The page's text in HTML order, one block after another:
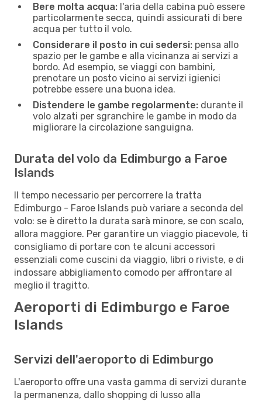
Bere molta acqua: l'aria della cabina può essere
particolarmente secca, quindi assicurati di bere
acqua per tutto il volo.
Considerare il posto in cui sedersi: pensa allo
spazio per le gambe e alla vicinanza ai servizi a
bordo. Ad esempio, se viaggi con bambini,
prenotare un posto vicino ai servizi igienici
potrebbe essere una buona idea.
Distendere le gambe regolarmente: durante il
volo alzati per sgranchire le gambe in modo da
migliorare la circolazione sanguigna.
Durata del volo da Edimburgo a Faroe
Islands
Il tempo necessario per percorrere la tratta
Edimburgo - Faroe Islands può variare a seconda del
volo: se è diretto la durata sarà minore, se con scalo,
allora maggiore. Per garantire un viaggio piacevole, ti
consigliamo di portare con te alcuni accessori
essenziali come cuscini da viaggio, libri o riviste, e di
indossare abbigliamento comodo per affrontare al
meglio il tragitto.
Aeroporti di Edimburgo e Faroe
Islands
Servizi dell'aeroporto di Edimburgo
L'aeroporto offre una vasta gamma di servizi durante
la permanenza, dallo shopping di lusso alla